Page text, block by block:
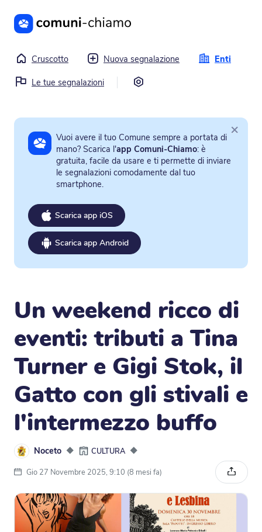
Vai al contenuto principale
Cruscotto Nuova segnalazione
Enti
Le tue segnalazioni
Vuoi avere il tuo Comune sempre a portata di
mano? Scarica l'app Comuni-Chiamo: è
gratuita, facile da usare e ti permette di inviare
le segnalazioni comodamente dal tuo
smartphone.
Scarica app iOS
Scarica app Android
×
Un weekend ricco di
eventi: tributi a Tina
Turner e Gigi Stok, il
Gatto con gli stivali e
l'intermezzo buffo
Noceto ◆ CULTURA ◆
Gio 27 Novembre 2025, 9:10 (8 mesi fa)